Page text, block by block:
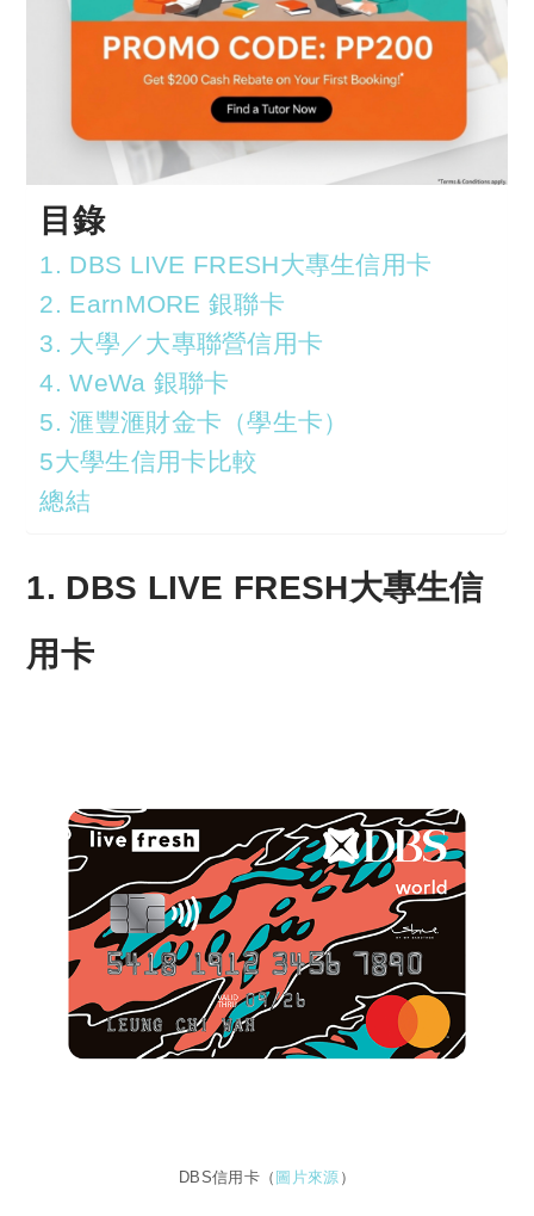
目錄
1. DBS LIVE FRESH大專生信用卡
2. EarnMORE 銀聯卡
3. 大學／大專聯營信用卡
4. WeWa 銀聯卡
5. 滙豐滙財金卡（學生卡）
5大學生信用卡比較
總結
1. DBS LIVE FRESH大專生信
用卡
DBS信用卡（ 圖片來源 ）